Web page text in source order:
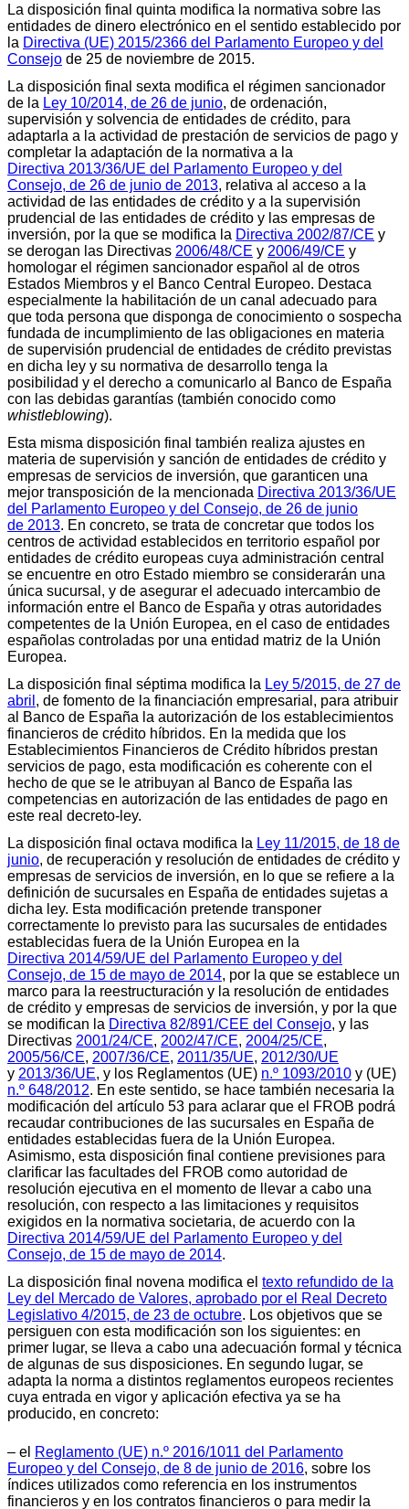
La disposición final quinta modifica la normativa sobre las
entidades de dinero electrónico en el sentido establecido por
la Directiva (UE) 2015/2366 del Parlamento Europeo y del
Consejo de 25 de noviembre de 2015.
La disposición final sexta modifica el régimen sancionador
de la Ley 10/2014, de 26 de junio, de ordenación,
supervisión y solvencia de entidades de crédito, para
adaptarla a la actividad de prestación de servicios de pago y
completar la adaptación de la normativa a la
Directiva 2013/36/UE del Parlamento Europeo y del
Consejo, de 26 de junio de 2013, relativa al acceso a la
actividad de las entidades de crédito y a la supervisión
prudencial de las entidades de crédito y las empresas de
inversión, por la que se modifica la Directiva 2002/87/CE y
se derogan las Directivas 2006/48/CE y 2006/49/CE y
homologar el régimen sancionador español al de otros
Estados Miembros y el Banco Central Europeo. Destaca
especialmente la habilitación de un canal adecuado para
que toda persona que disponga de conocimiento o sospecha
fundada de incumplimiento de las obligaciones en materia
de supervisión prudencial de entidades de crédito previstas
en dicha ley y su normativa de desarrollo tenga la
posibilidad y el derecho a comunicarlo al Banco de España
con las debidas garantías (también conocido como
whistleblowing).
Esta misma disposición final también realiza ajustes en
materia de supervisión y sanción de entidades de crédito y
empresas de servicios de inversión, que garanticen una
mejor transposición de la mencionada Directiva 2013/36/UE
del Parlamento Europeo y del Consejo, de 26 de junio
de 2013. En concreto, se trata de concretar que todos los
centros de actividad establecidos en territorio español por
entidades de crédito europeas cuya administración central
se encuentre en otro Estado miembro se considerarán una
única sucursal, y de asegurar el adecuado intercambio de
información entre el Banco de España y otras autoridades
competentes de la Unión Europea, en el caso de entidades
españolas controladas por una entidad matriz de la Unión
Europea.
La disposición final séptima modifica la Ley 5/2015, de 27 de
abril , de fomento de la financiación empresarial, para atribuir
al Banco de España la autorización de los establecimientos
financieros de crédito híbridos. En la medida que los
Establecimientos Financieros de Crédito híbridos prestan
servicios de pago, esta modificación es coherente con el
hecho de que se le atribuyan al Banco de España las
competencias en autorización de las entidades de pago en
este real decreto-ley.
La disposición final octava modifica la Ley 11/2015, de 18 de
junio, de recuperación y resolución de entidades de crédito y
empresas de servicios de inversión, en lo que se refiere a la
definición de sucursales en España de entidades sujetas a
dicha ley. Esta modificación pretende transponer
correctamente lo previsto para las sucursales de entidades
establecidas fuera de la Unión Europea en la
Directiva 2014/59/UE del Parlamento Europeo y del
Consejo, de 15 de mayo de 2014, por la que se establece un
marco para la reestructuración y la resolución de entidades
de crédito y empresas de servicios de inversión, y por la que
se modifican la Directiva 82/891/CEE del Consejo, y las
Directivas 2001/24/CE, 2002/47/CE, 2004/25/CE,
2005/56/CE, 2007/36/CE, 2011/35/UE, 2012/30/UE
y 2013/36/UE, y los Reglamentos (UE) n.º 1093/2010 y (UE)
n.º 648/2012. En este sentido, se hace también necesaria la
modificación del artículo 53 para aclarar que el FROB podrá
recaudar contribuciones de las sucursales en España de
entidades establecidas fuera de la Unión Europea.
Asimismo, esta disposición final contiene previsiones para
clarificar las facultades del FROB como autoridad de
resolución ejecutiva en el momento de llevar a cabo una
resolución, con respecto a las limitaciones y requisitos
exigidos en la normativa societaria, de acuerdo con la
Directiva 2014/59/UE del Parlamento Europeo y del
Consejo, de 15 de mayo de 2014.
La disposición final novena modifica el texto refundido de la
Ley del Mercado de Valores, aprobado por el Real Decreto
Legislativo 4/2015, de 23 de octubre. Los objetivos que se
persiguen con esta modificación son los siguientes: en
primer lugar, se lleva a cabo una adecuación formal y técnica
de algunas de sus disposiciones. En segundo lugar, se
adapta la norma a distintos reglamentos europeos recientes
cuya entrada en vigor y aplicación efectiva ya se ha
producido, en concreto:
– el Reglamento (UE) n.º 2016/1011 del Parlamento
Europeo y del Consejo, de 8 de junio de 2016, sobre los
índices utilizados como referencia en los instrumentos
financieros y en los contratos financieros o para medir la